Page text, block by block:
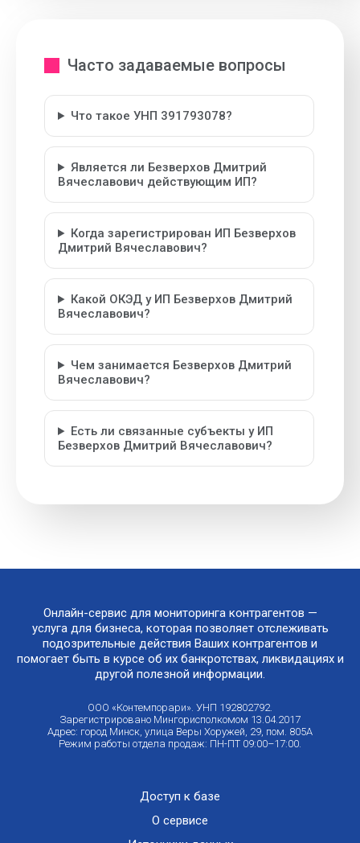
Часто задаваемые вопросы
Что такое УНП 391793078?
Является ли Безверхов Дмитрий
Вячеславович действующим ИП?
Когда зарегистрирован ИП Безверхов
Дмитрий Вячеславович?
Какой ОКЭД у ИП Безверхов Дмитрий
Вячеславович?
Чем занимается Безверхов Дмитрий
Вячеславович?
Есть ли связанные субъекты у ИП
Безверхов Дмитрий Вячеславович?
Онлайн-сервис для мониторинга контрагентов —
услуга для бизнеса, которая позволяет отслеживать
подозрительные действия Ваших контрагентов и
помогает быть в курсе об их банкротствах, ликвидациях и
другой полезной информации.
ООО «Контемпорари». УНП 192802792.
Зарегистрировано Мингорисполкомом 13.04.2017
Адрес: город Минск, улица Веры Хоружей, 29, пом. 805А
Режим работы отдела продаж: ПН-ПТ 09:00–17:00.
Доступ к базе
О сервисе